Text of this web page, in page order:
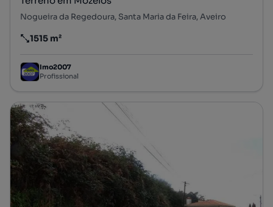
Nogueira da Regedoura, Santa Maria da Feira, Aveiro
Preço por metro quadrado
1515 m²
Imo2007
Profissional